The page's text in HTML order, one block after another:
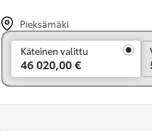
Pieksämäki
Käteinen valittu
46 020,00 €